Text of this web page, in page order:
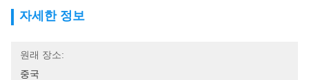
자세한 정보
원래 장소:
중국